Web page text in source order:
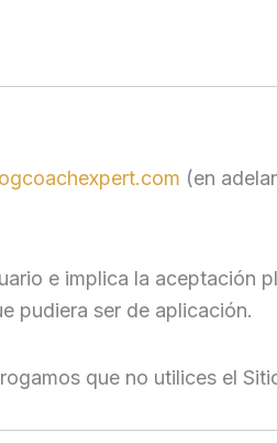
(en
e implica la aceptación
pudiera ser de aplicación.
que no utilices el